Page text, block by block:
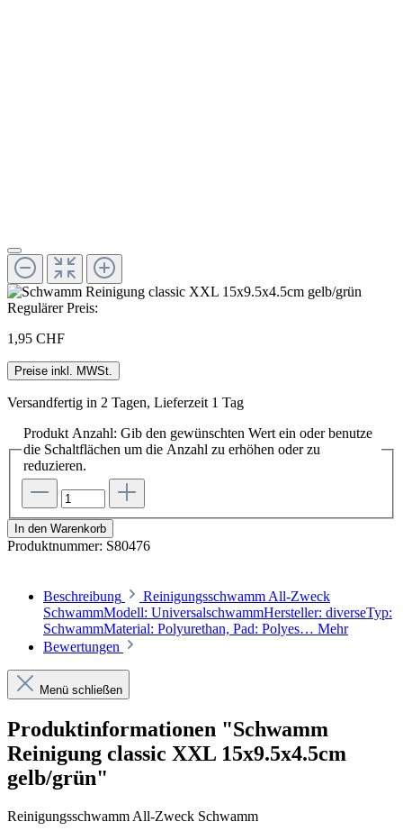
Regulärer Preis:
1,95 CHF
Preise inkl. MWSt.
Versandfertig in 2 Tagen, Lieferzeit 1 Tag
Produkt Anzahl: Gib den gewünschten Wert ein oder benutze
die Schaltflächen um die Anzahl zu erhöhen oder zu
reduzieren.
In den Warenkorb
Produktnummer: S80476
Beschreibung
Reinigungsschwamm All-Zweck
SchwammModell: UniversalschwammHersteller: diverseTyp:
SchwammMaterial: Polyurethan, Pad: Polyes… Mehr
Bewertungen
Menü schließen
Produktinformationen "Schwamm
Reinigung classic XXL 15x9.5x4.5cm
gelb/grün"
Reinigungsschwamm All-Zweck Schwamm